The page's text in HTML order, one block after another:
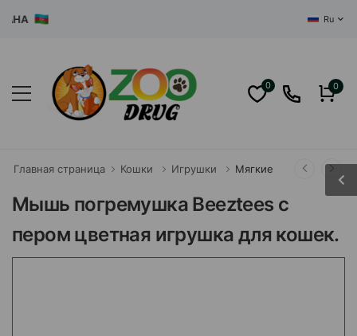
Ru
0 0
Главная страница Кошки Игрушки Мягкие
Мышь погремушка Beeztees с
пером цветная игрушка для кошек.